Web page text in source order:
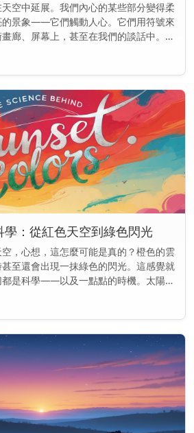
空中延展。我們內心的某些部分變得柔
的景象——它們觸動人心。它們用符號來
廊、屏幕上，甚至在我們的談話中。但
處呢？ 主要見解： 日落在文化中如此
學：從紅色天空到綠色閃光
，心想，這怎麼可能是真的？橙色的雲
至還會出現一抹綠色的閃光。這感覺就
都是科學——以及一點點的時機。太陽可
剛剛開始。 快速見解： 日落的顏色是